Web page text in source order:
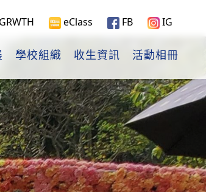
GRWTH eClass FB IG
學校組織 收生資訊 活動相冊